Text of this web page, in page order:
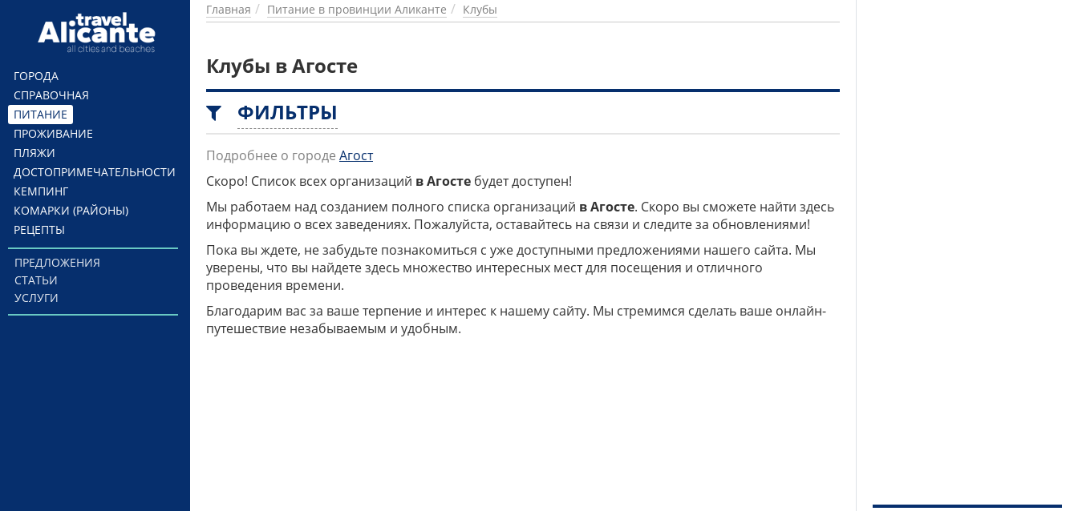
Перейти к основному содержанию
ГОРОДА
СПРАВОЧНАЯ
ПИТАНИЕ
ПРОЖИВАНИЕ
ПЛЯЖИ
ДОСТОПРИМЕЧАТЕЛЬНОСТИ
КЕМПИНГ
КОМАРКИ (РАЙОНЫ)
РЕЦЕПТЫ
ПРЕДЛОЖЕНИЯ
СТАТЬИ
УСЛУГИ
Главная Питание в провинции Аликанте Клубы
Клубы в Агосте
ФИЛЬТРЫ
Подробнее о городе Агост
Скоро! Список всех организаций в Агосте будет доступен!
Мы работаем над созданием полного списка организаций в Агосте. Скоро вы сможете найти здесь
информацию о всех заведениях. Пожалуйста, оставайтесь на связи и следите за обновлениями!
Пока вы ждете, не забудьте познакомиться с уже доступными предложениями нашего сайта. Мы
уверены, что вы найдете здесь множество интересных мест для посещения и отличного
проведения времени.
Благодарим вас за ваше терпение и интерес к нашему сайту. Мы стремимся сделать ваше онлайн-
путешествие незабываемым и удобным.